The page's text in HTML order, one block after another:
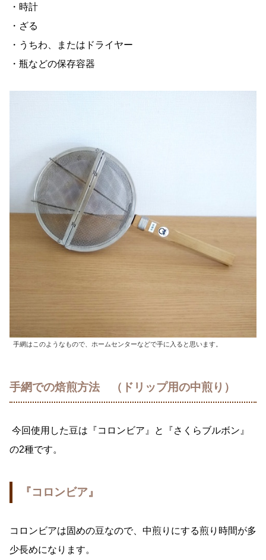
・時計
・ざる
・うちわ、またはドライヤー
・瓶などの保存容器
手網はこのようなもので、ホームセンターなどで手に入ると思います。
手網での焙煎方法 （ドリップ用の中煎り）
今回使用した豆は『コロンビア』と『さくらブルボン』
の2種です。
『コロンビア』
コロンビアは固めの豆なので、中煎りにする煎り時間が多
少長めになります。